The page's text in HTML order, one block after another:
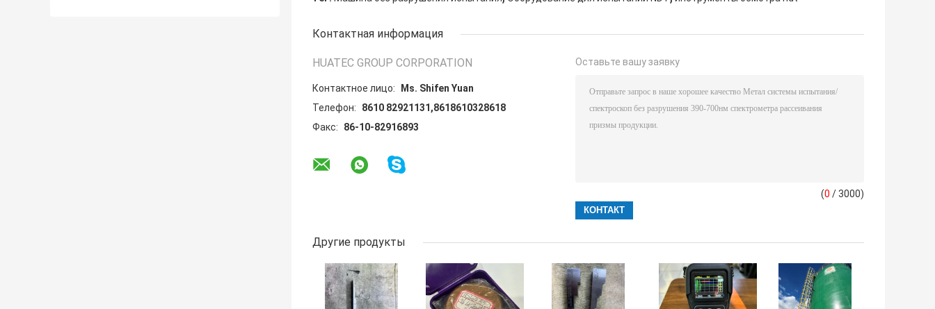
Контактная информация
HUATEC GROUP CORPORATION
Контактное лицо:
Ms. Shifen Yuan
Телефон:
8610 82921131,8618610328618
Факс:
86-10-82916893
Оставьте вашу заявку
(0 / 3000)
Другие продукты